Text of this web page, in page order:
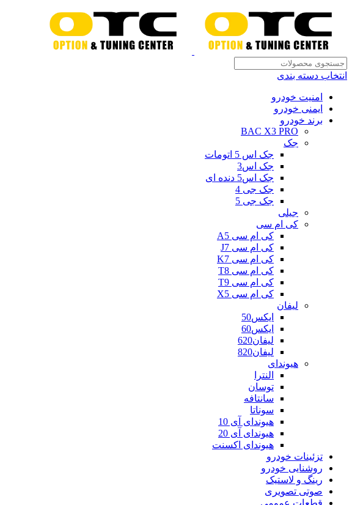
انتخاب دسته بندی
امنیت خودرو
ایمنی خودرو
برند خودرو
BAC X3 PRO
جک
جک اس 5 اتومات
جک اس3
جک اس5 دنده ای
جک جی 4
جک جی 5
جیلی
کی ام سی
کی ام سی A5
کی ام سی J7
کی ام سی K7
کی ام سی T8
کی ام سی T9
کی ام سی X5
لیفان
ایکس50
ایکس60
لیفان620
لیفان820
هیوندای
النترا
توسان
سانتافه
سوناتا
هیوندای آی 10
هیوندای آی 20
هیوندای اکسنت
تزئینات خودرو
روشنایی خودرو
رینگ و لاستیک
صوتی تصویری